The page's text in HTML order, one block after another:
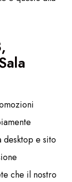
desktop e sito
che il nostro